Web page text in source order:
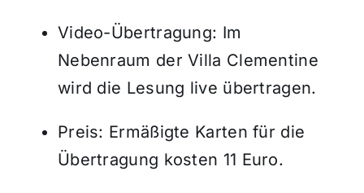
Video-Übertragung: Im
Nebenraum der Villa Clementine
wird die Lesung live übertragen.
Preis: Ermäßigte Karten für die
Übertragung kosten 11 Euro.